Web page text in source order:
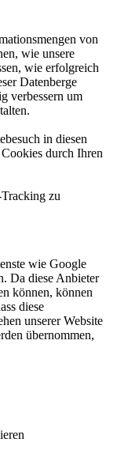
von
wie unsere
wie erfolgreich
Datenberge
verbessern um
in diesen
durch Ihren
zu
wie Google
Da diese Anbieter
können, können
diese
unserer Website
übernommen,